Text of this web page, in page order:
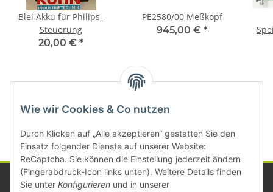
Wie wir Cookies & Co nutzen
Durch Klicken auf „Alle akzeptieren“ gestatten Sie den
Einsatz folgender Dienste auf unserer Website:
ReCaptcha. Sie können die Einstellung jederzeit ändern
(Fingerabdruck-Icon links unten). Weitere Details finden
Sie unter Konfigurieren und in unserer
Blei Akku für Philips-
Steuerung
20,00 € *
PE2580/00 Meßkopf
945,00 € *
Kategorien